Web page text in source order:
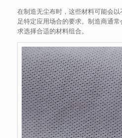
在制造无尘布时，这些材料可能会
足特定应用场合的要求。制造商通
求选择合适的材料组合。